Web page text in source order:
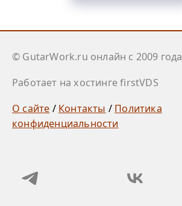
© GutarWork.ru онлайн c 2009 года
Работает на хостинге firstVDS
О сайте / Контакты / Политика
конфиденциальности